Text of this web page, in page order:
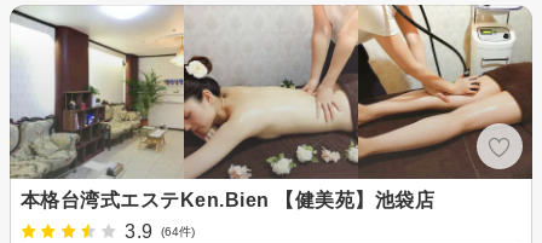
本格台湾式エステKen.Bien 【健美苑】池袋店
3.9
(64件)